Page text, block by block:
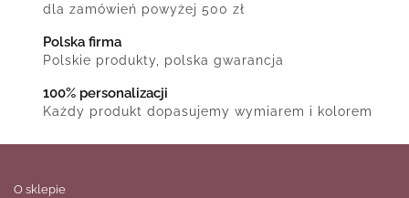
dla zamówień powyżej 500 zł
Polska firma
Polskie produkty, polska gwarancja
100% personalizacji
Każdy produkt dopasujemy wymiarem i kolorem
O sklepie